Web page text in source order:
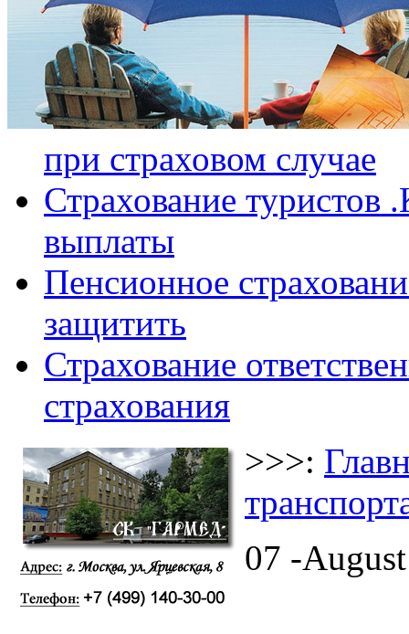
при страховом случае
Страхование туристов
выплаты
Пенсионное
защитить
Страхование
страхования
>>>:
07 -